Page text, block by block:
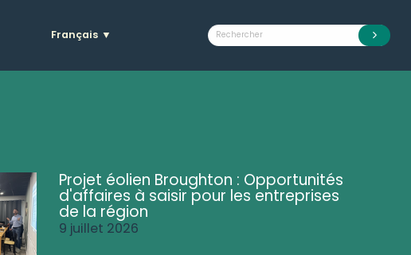
Français ▼
Projet éolien Broughton : Opportunités
d'affaires à saisir pour les entreprises
de la région
9 juillet 2026